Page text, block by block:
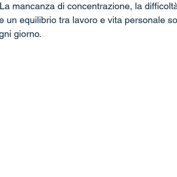
mancanza di concentrazione, la
un equilibrio tra lavoro e vita personale
giorno.